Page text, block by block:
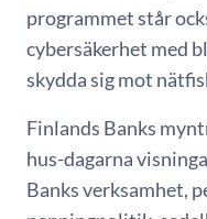
programmet står
cybersäkerhet med
skydda sig mot
Finlands Banks
hus-dagarna
Banks verksamhet,